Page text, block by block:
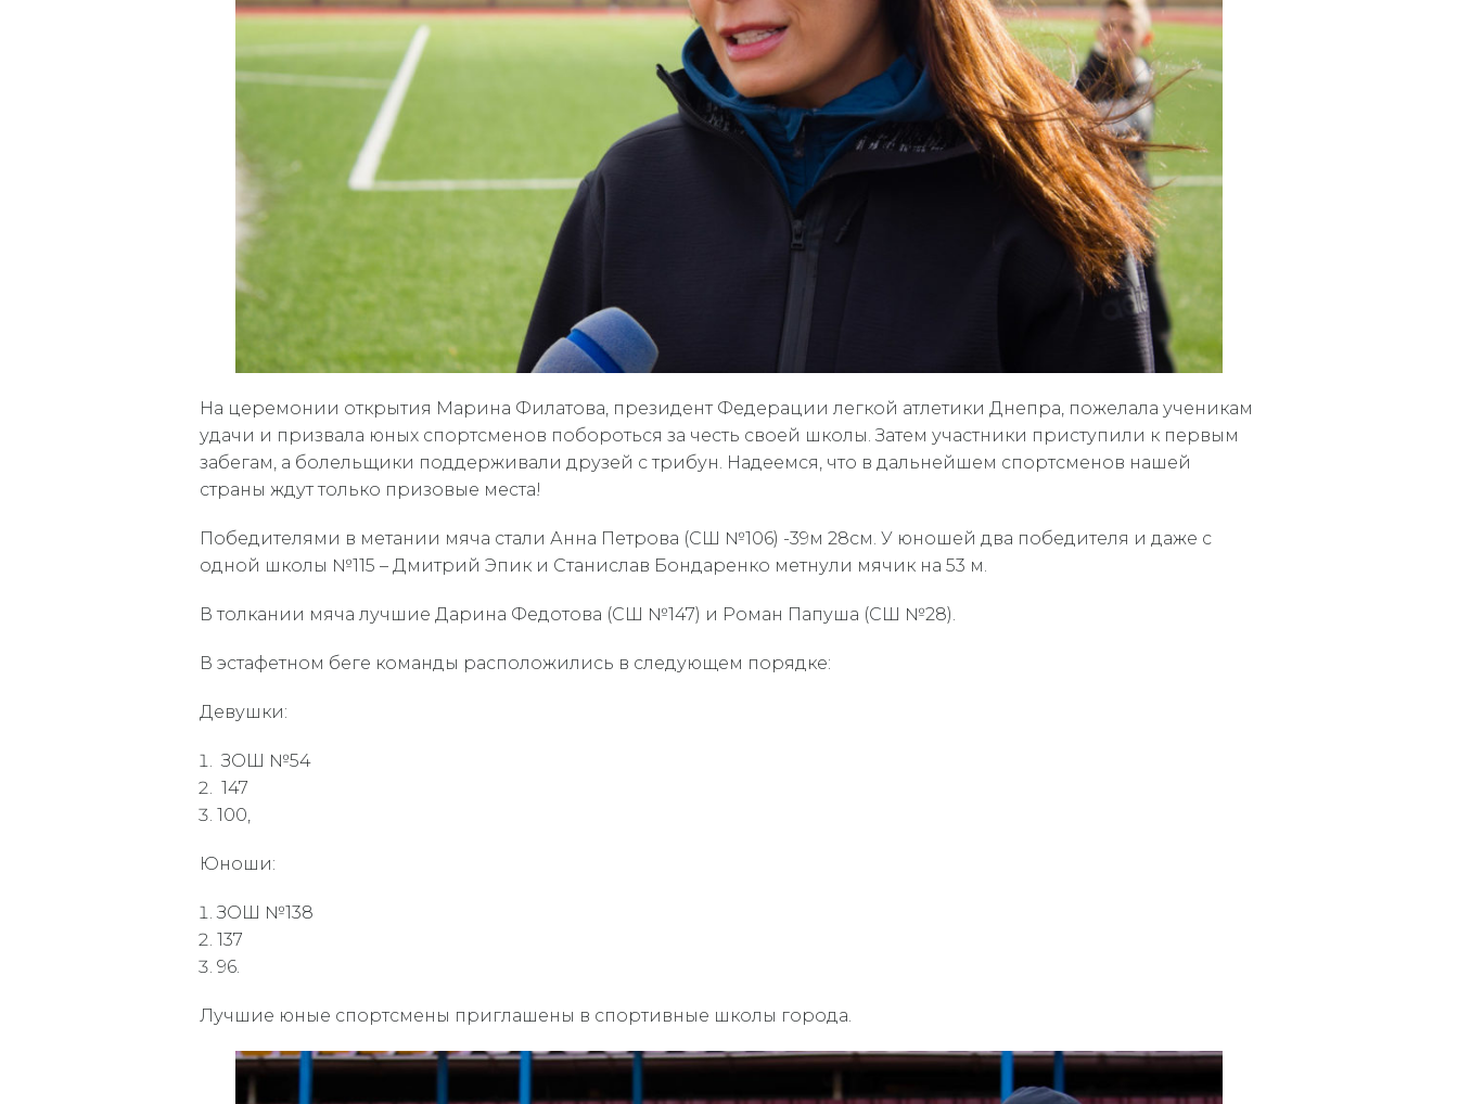
На церемонии открытия Марина Филатова, президент Федерации легкой атлетики Днепра, пожелала ученикам
удачи и призвала юных спортсменов побороться за честь своей школы. Затем участники приступили к первым
забегам, а болельщики поддерживали друзей с трибун. Надеемся, что в дальнейшем спортсменов нашей
страны ждут только призовые места!
Победителями в метании мяча стали Анна Петрова (СШ №106) -39м 28см. У юношей два победителя и даже с
одной школы №115 – Дмитрий Эпик и Станислав Бондаренко метнули мячик на 53 м.
В толкании мяча лучшие Дарина Федотова (СШ №147) и Роман Папуша (СШ №28).
В эстафетном беге команды расположились в следующем порядке:
Девушки:
ЗОШ №54
147
100,
Юноши:
ЗОШ №138
137
96.
Лучшие юные спортсмены приглашены в спортивные школы города.